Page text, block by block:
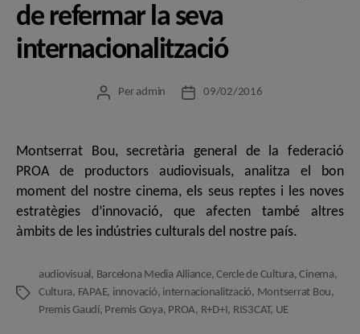
de refermar la seva
internacionalització
Autor
Per admin
Data09/02/2016
Montserrat Bou, secretària general de la federació
PROA de productors audiovisuals, analitza el bon
moment del nostre cinema, els seus reptes i les noves
estratègies d’innovació, que afecten també altres
àmbits de les indústries culturals del nostre país.
Etiquetes
audiovisual , Barcelona Media Alliance,Cercle de Cultura,Cinema,
Cultura, FAPAE, innovació, internacionalització, Montserrat Bou,
Premis Gaudí, Premis Goya, PROA, R+D+I , RIS3CAT, UE